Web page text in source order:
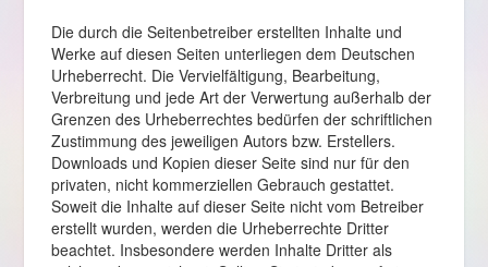
Die durch die Seitenbetreiber erstellten Inhalte und
Werke auf diesen Seiten unterliegen dem Deutschen
Urheberrecht. Die Vervielfältigung, Bearbeitung,
Verbreitung und jede Art der Verwertung außerhalb der
Grenzen des Urheberrechtes bedürfen der schriftlichen
Zustimmung des jeweiligen Autors bzw. Erstellers.
Downloads und Kopien dieser Seite sind nur für den
privaten, nicht kommerziellen Gebrauch gestattet.
Soweit die Inhalte auf dieser Seite nicht vom Betreiber
erstellt wurden, werden die Urheberrechte Dritter
beachtet. Insbesondere werden Inhalte Dritter als